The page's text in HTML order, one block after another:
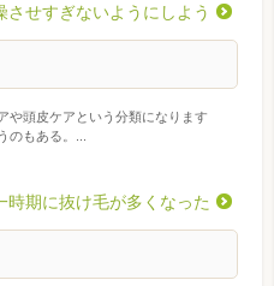
させすぎないようにしよう
や頭皮ケアという分類になります
のもある。...
時期に抜け毛が多くなった